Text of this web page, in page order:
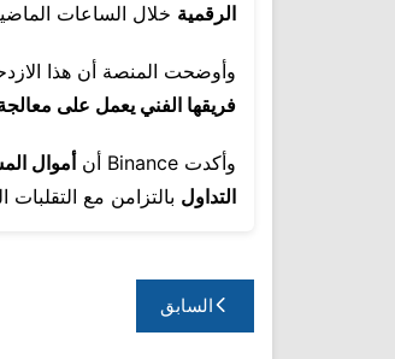
الرقمية خلال الساعات
وأوضحت المنصة أن هذا
فريقها الفني يعمل على
وأكدت Binance أن أموال
التداول بالتزامن مع
تصفّح
المقالات
السابق